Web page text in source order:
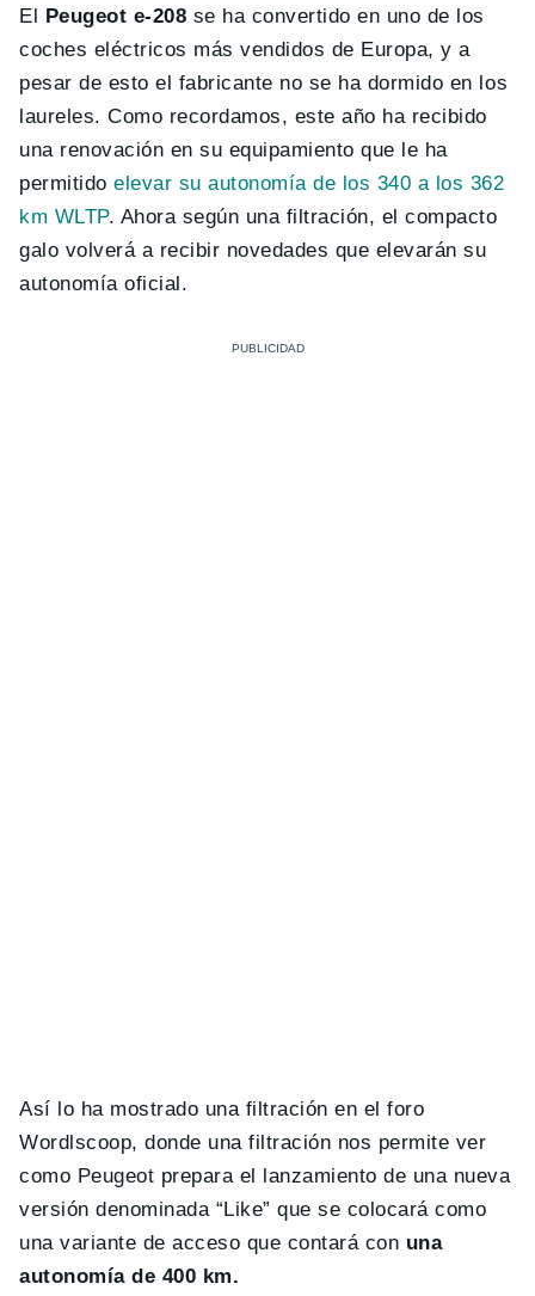
El Peugeot e-208 se ha convertido en uno de los
coches eléctricos más vendidos de Europa, y a
pesar de esto el fabricante no se ha dormido en los
laureles. Como recordamos, este año ha recibido
una renovación en su equipamiento que le ha
permitido elevar su autonomía de los 340 a los 362
km WLTP. Ahora según una filtración, el compacto
galo volverá a recibir novedades que elevarán su
autonomía oficial.
Así lo ha mostrado una filtración en el foro
Wordlscoop, donde una filtración nos permite ver
como Peugeot prepara el lanzamiento de una nueva
versión denominada “Like” que se colocará como
una variante de acceso que contará con una
autonomía de 400 km.